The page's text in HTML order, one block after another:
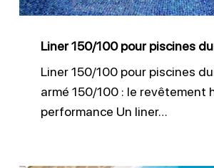
Liner 150/100 pour piscines
Liner 150/100 pour piscines
armé 150/100 : le revêtement
performance Un liner…